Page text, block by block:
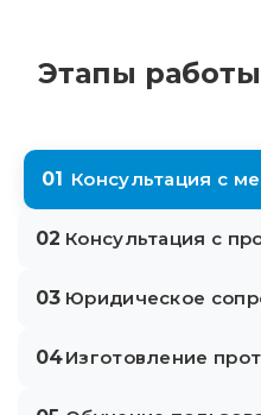
Этапы
01 Консультация с
02 Консультация с
03 Юридическое
04Изготовление